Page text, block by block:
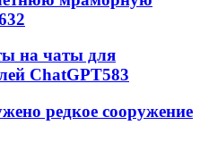
на чаты для
ChatGPT583
редкое сооружение